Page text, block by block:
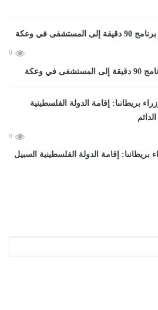
0
وعكة
0
إقامة الدولة الفلسطينية السبيل